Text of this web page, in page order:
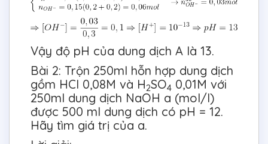
Vậy độ pH của dung dịch A là 13.
Bài 2: Trộn 250ml hỗn hợp dung dịch
gồm HCl 0,08M và H2SO4 0,01M với
250ml dung dịch NaOH a (mol/l)
được 500 ml dung dịch có pH = 12.
Hãy tìm giá trị của a.